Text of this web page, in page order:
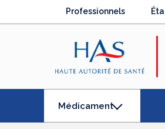
Professionnels
Médicament
(élément
séléctionné)